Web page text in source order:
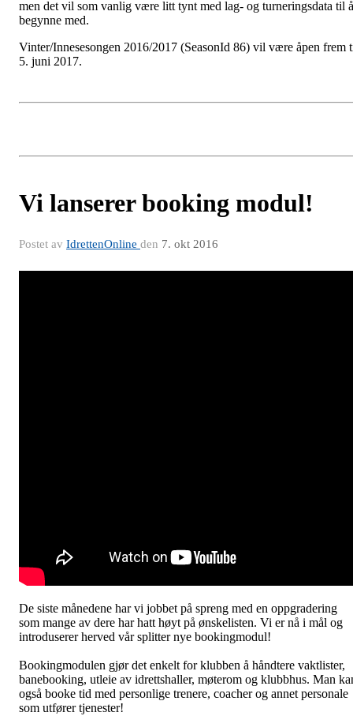
men det vil som vanlig være litt tynt med lag- og turneringsdata til å
begynne med.
Vinter/Innesesongen 2016/2017 (SeasonId 86) vil være åpen frem
5. juni 2017.
Vi lanserer booking modul!
Postet av IdrettenOnline den 7. okt 2016
De siste månedene har vi jobbet på spreng med en oppgradering
som mange av dere har hatt høyt på ønskelisten. Vi er nå i mål og
introduserer herved vår splitter nye bookingmodul!
Bookingmodulen gjør det enkelt for klubben å håndtere vaktlister,
banebooking, utleie av idrettshaller, møterom og klubbhus. Man
også booke tid med personlige trenere, coacher og annet personale
som utfører tjenester!